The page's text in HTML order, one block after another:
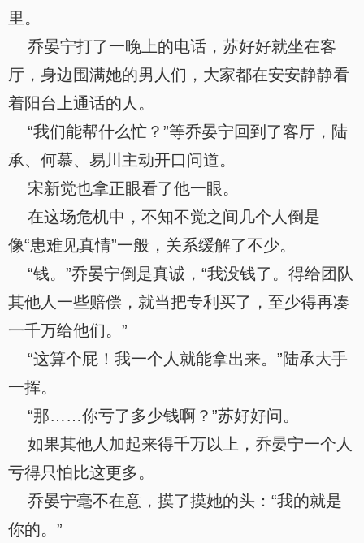
里。
乔晏宁打了一晚上的电话，苏好好就坐在客
厅，身边围满她的男人们，大家都在安安静静看
着阳台上通话的人。
“我们能帮什么忙？”等乔晏宁回到了客厅，陆
承、何慕、易川主动开口问道。
宋新觉也拿正眼看了他一眼。
在这场危机中，不知不觉之间几个人倒是
像“患难见真情”一般，关系缓解了不少。
“钱。”乔晏宁倒是真诚，“我没钱了。得给团队
其他人一些赔偿，就当把专利买了，至少得再凑
一千万给他们。”
“这算个屁！我一个人就能拿出来。”陆承大手
一挥。
“那……你亏了多少钱啊？”苏好好问。
如果其他人加起来得千万以上，乔晏宁一个人
亏得只怕比这更多。
乔晏宁毫不在意，摸了摸她的头：“我的就是
你的。”